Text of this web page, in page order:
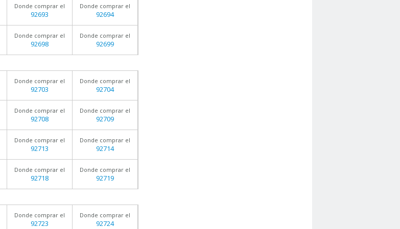
Donde comprar el
92693
Donde comprar el
92694
Donde comprar el
92698
Donde comprar el
92699
Donde comprar el
92703
Donde comprar el
92704
Donde comprar el
92708
Donde comprar el
92709
Donde comprar el
92713
Donde comprar el
92714
Donde comprar el
92718
Donde comprar el
92719
Donde comprar el
92723
Donde comprar el
92724